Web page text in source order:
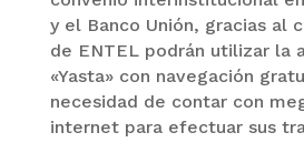
y el Banco Unión, gracias al
de ENTEL podrán utilizar la
«Yasta» con navegación
necesidad de contar con
internet para efectuar sus